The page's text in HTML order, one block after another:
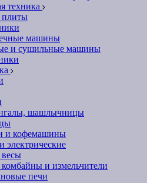
техника
плиты
машины
и сушильные машины
шашлычницы
и кофемашины
электрические
и измельчители
печи